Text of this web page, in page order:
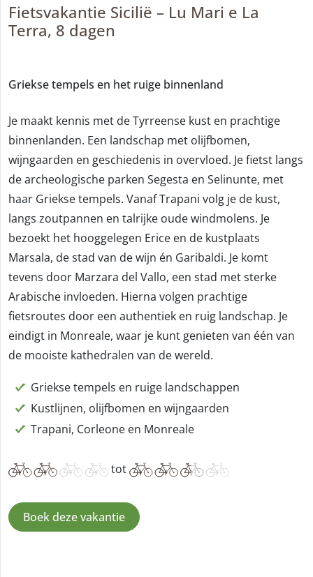
Fietsvakantie Sicilië – Lu Mari e La
Terra, 8 dagen
Griekse tempels en het ruige binnenland
Je maakt kennis met de Tyrreense kust en prachtige
binnenlanden. Een landschap met olijfbomen,
wijngaarden en geschiedenis in overvloed. Je fietst langs
de archeologische parken Segesta en Selinunte, met
haar Griekse tempels. Vanaf Trapani volg je de kust,
langs zoutpannen en talrijke oude windmolens. Je
bezoekt het hooggelegen Erice en de kustplaats
Marsala, de stad van de wijn én Garibaldi. Je komt
tevens door Marzara del Vallo, een stad met sterke
Arabische invloeden. Hierna volgen prachtige
fietsroutes door een authentiek en ruig landschap. Je
eindigt in Monreale, waar je kunt genieten van één van
de mooiste kathedralen van de wereld.
Griekse tempels en ruige landschappen
Kustlijnen, olijfbomen en wijngaarden
Trapani, Corleone en Monreale
tot
Boek deze vakantie